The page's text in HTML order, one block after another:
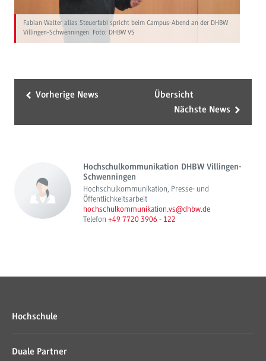
Fabian Walter alias Steuerfabi spricht beim Campus-Abend an der DHBW
Villingen-Schwenningen. Foto: DHBW VS
Vorherige News
Übersicht
Nächste News
Hochschulkommunikation DHBW Villingen-
Schwenningen
Hochschulkommunikation, Presse- und
Öffentlichkeitsarbeit
hochschulkommunikation.vs@dhbw.de
Telefon+49 7720 3906 - 122
Hochschule
Duale Partner